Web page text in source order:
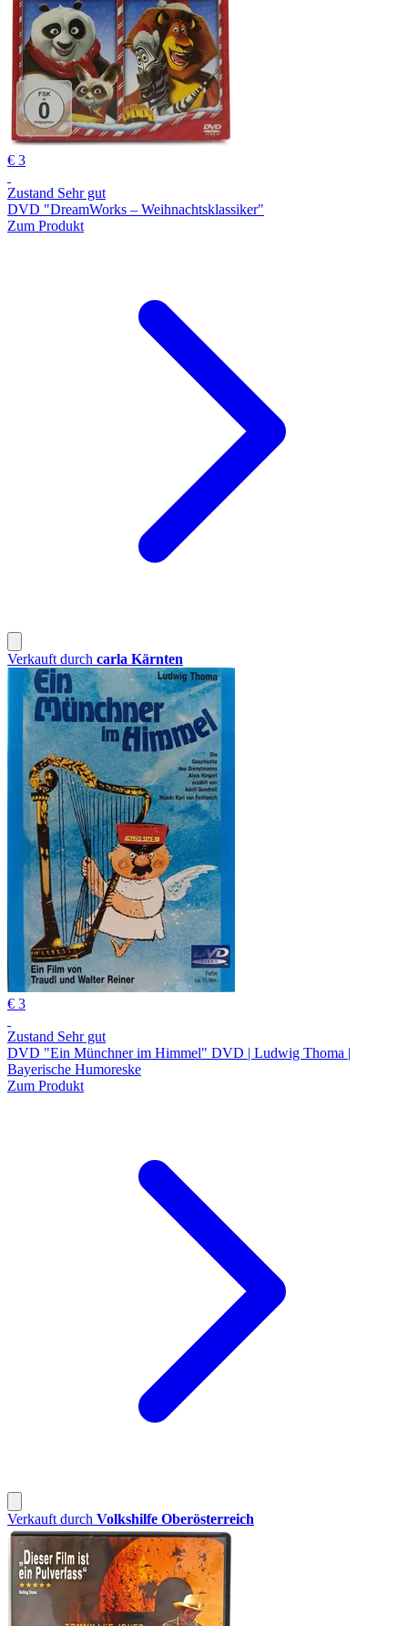
€ 3
Zustand Sehr gut
DVD "DreamWorks ‒ Weihnachtsklassiker"
Zum Produkt
Verkauft durch carla Kärnten
€ 3
Zustand Sehr gut
DVD "Ein Münchner im Himmel" DVD | Ludwig Thoma |
Bayerische Humoreske
Zum Produkt
Verkauft durch Volkshilfe Oberösterreich